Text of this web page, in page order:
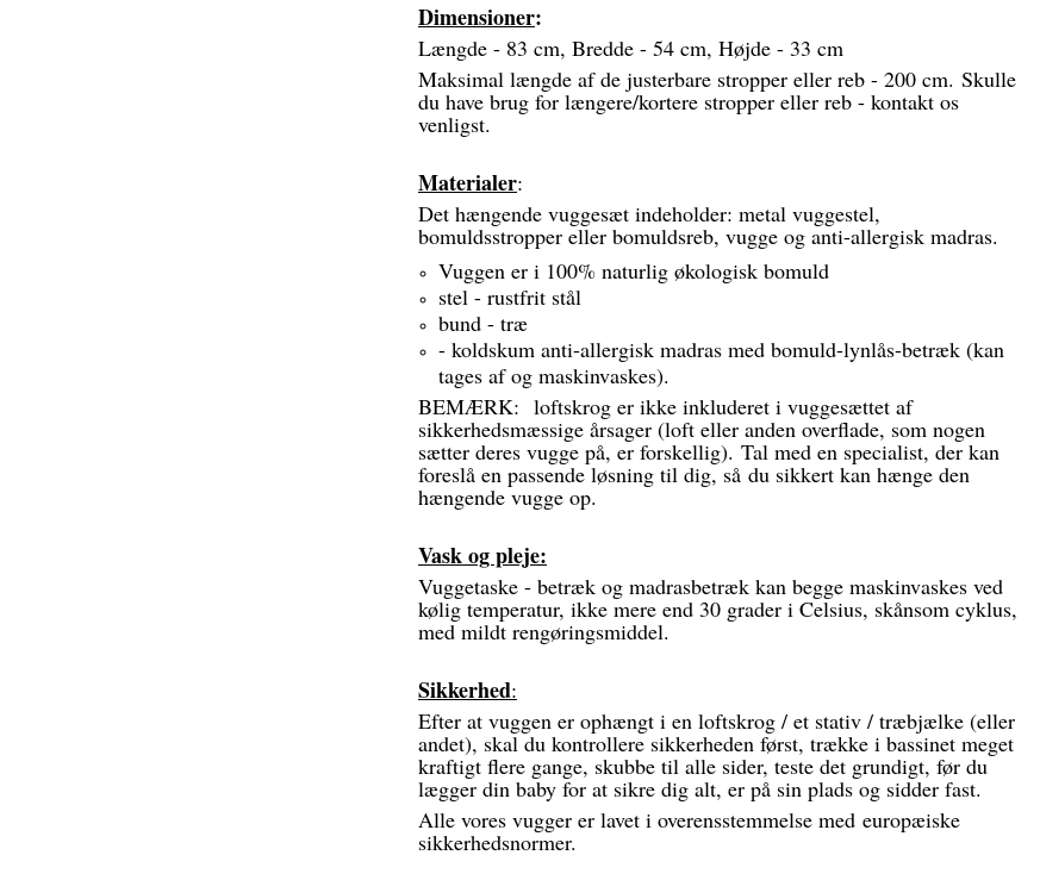
Dimensioner:
Længde - 83 cm, Bredde - 54 cm, Højde - 33 cm
Maksimal længde af de justerbare stropper eller reb - 200 cm. Skulle
du have brug for længere/kortere stropper eller reb - kontakt os
venligst.
Materialer:
Det hængende vuggesæt indeholder: metal vuggestel,
bomuldsstropper eller bomuldsreb, vugge og anti-allergisk madras.
Vuggen er i 100% naturlig økologisk bomuld
stel - rustfrit stål
bund - træ
- koldskum anti-allergisk madras med bomuld-lynlås-betræk (kan
tages af og maskinvaskes).
BEMÆRK: loftskrog er ikke inkluderet i vuggesættet af
sikkerhedsmæssige årsager (loft eller anden overflade, som nogen
sætter deres vugge på, er forskellig). Tal med en specialist, der kan
foreslå en passende løsning til dig, så du sikkert kan hænge den
hængende vugge op.
Vask og pleje:
Vuggetaske - betræk og madrasbetræk kan begge maskinvaskes ved
kølig temperatur, ikke mere end 30 grader i Celsius, skånsom cyklus,
med mildt rengøringsmiddel.
Sikkerhed:
Efter at vuggen er ophængt i en loftskrog / et stativ / træbjælke (eller
andet), skal du kontrollere sikkerheden først, trække i bassinet meget
kraftigt flere gange, skubbe til alle sider, teste det grundigt, før du
lægger din baby for at sikre dig alt, er på sin plads og sidder fast.
Alle vores vugger er lavet i overensstemmelse med europæiske
sikkerhedsnormer.